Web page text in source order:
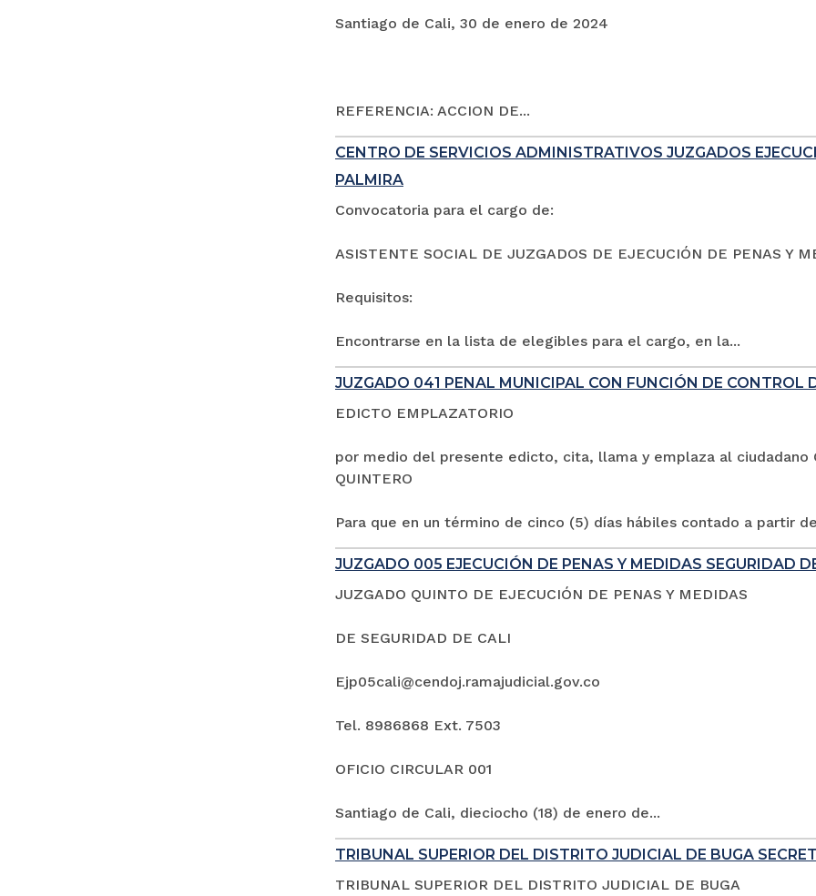
Santiago de Cali, 30 de enero de 2024
REFERENCIA: ACCION DE...
CENTRO DE SERVICIOS ADMINISTRATIVOS JUZGADOS
PALMIRA
Convocatoria para el cargo de:
ASISTENTE SOCIAL DE JUZGADOS DE EJECUCIÓN DE PENAS Y
Requisitos:
Encontrarse en la lista de elegibles para el cargo, en la...
JUZGADO 041 PENAL MUNICIPAL CON FUNCIÓN DE CONTROL
EDICTO EMPLAZATORIO
por medio del presente edicto, cita, llama y emplaza al ciudadano
QUINTERO
Para que en un término de cinco (5) días hábiles contado a partir
JUZGADO 005 EJECUCIÓN DE PENAS Y MEDIDAS SEGURIDAD
JUZGADO QUINTO DE EJECUCIÓN DE PENAS Y MEDIDAS
DE SEGURIDAD DE CALI
Ejp05cali@cendoj.ramajudicial.gov.co
Tel. 8986868 Ext. 7503
OFICIO CIRCULAR 001
Santiago de Cali, dieciocho (18) de enero de...
TRIBUNAL SUPERIOR DEL DISTRITO JUDICIAL DE BUGA
TRIBUNAL SUPERIOR DEL DISTRITO JUDICIAL DE BUGA